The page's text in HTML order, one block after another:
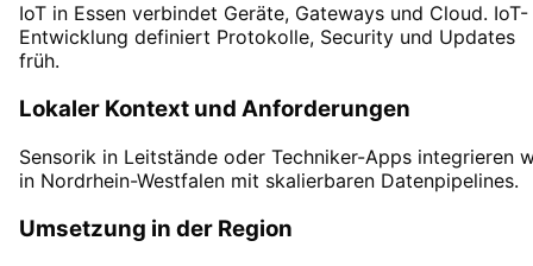
IoT in Essen verbindet Geräte, Gateways und Cloud. IoT-
Entwicklung definiert Protokolle, Security und Updates
früh.
Lokaler Kontext und Anforderungen
Sensorik in Leitstände oder Techniker-Apps integrieren
in Nordrhein-Westfalen mit skalierbaren Datenpipelines.
Umsetzung in der Region